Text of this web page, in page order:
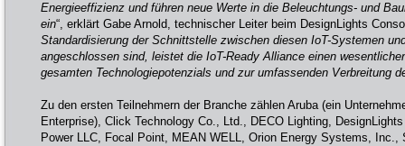
Energieeffizienz und führen neue Werte in die Beleuchtungs- und
ein“, erklärt Gabe Arnold, technischer Leiter beim DesignLights
Standardisierung der Schnittstelle zwischen diesen IoT-Systemen
angeschlossen sind, leistet die IoT-Ready Alliance einen
gesamten Technologiepotenzials und zur umfassenden Verbreitung
Zu den ersten Teilnehmern der Branche zählen Aruba (ein
Enterprise), Click Technology Co., Ltd., DECO Lighting,
Power LLC, Focal Point, MEAN WELL, Orion Energy Systems, Inc.,